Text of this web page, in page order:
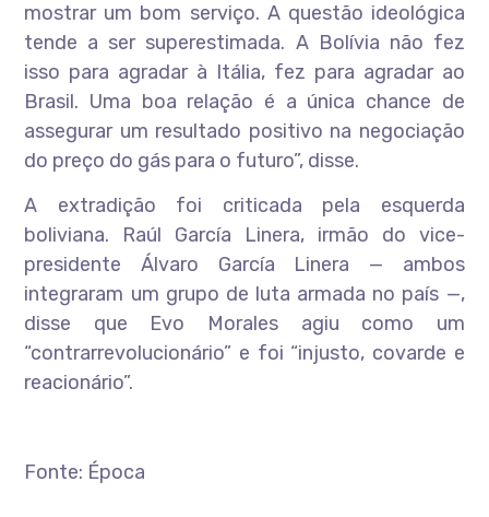
mostrar um bom serviço. A questão ideológica
tende a ser superestimada. A Bolívia não fez
isso para agradar à Itália, fez para agradar ao
Brasil. Uma boa relação é a única chance de
assegurar um resultado positivo na negociação
do preço do gás para o futuro”, disse.
A extradição foi criticada pela esquerda
boliviana. Raúl García Linera, irmão do vice-
presidente Álvaro García Linera — ambos
integraram um grupo de luta armada no país —,
disse que Evo Morales agiu como um
“contrarrevolucionário” e foi “injusto, covarde e
reacionário”.
Fonte: Época